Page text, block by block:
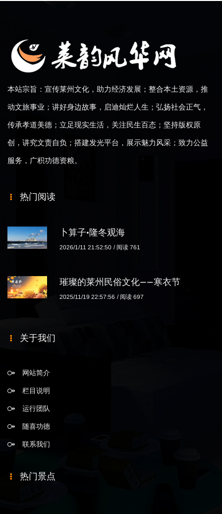
本站宗旨：宣传莱州文化，助力经济发展；整合本土资源，推
动文旅事业；讲好身边故事，启迪灿烂人生；弘扬社会正气，
传承孝道美德；立足现实生活，关注民生百态；坚持版权原
创，讲究文责自负；搭建发光平台，展示魅力风采；致力公益
服务，广积功德资粮。
热门阅读
卜算子·隆冬观海
2026/1/11 21:52:50 阅读 761
璀璨的莱州民俗文化——寒衣节
2025/11/19 22:57:56 阅读 697
关于我们
网站简介
栏目说明
运行团队
随喜功德
联系我们
热门景点